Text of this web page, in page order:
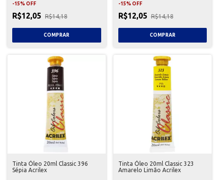
-15% OFF
R$12,05 R$14,18
-15% OFF
R$12,05 R$14,18
Tinta Óleo 20ml Classic 396
Sépia Acrilex
Tinta Óleo 20ml Classic 323
Amarelo Limão Acrilex